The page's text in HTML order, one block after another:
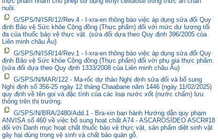
nuôi.
G/SPS/N/ISR/12/Rev.4 - I-xra-en thông báo việc áp dụng sửa đổi Quy
định Bảo vệ Sức khỏe Cộng đồng (Thực phẩm) đối với mức dư lượng tối
đa của thuốc bảo vệ thực vật. (sửa đổi dựa theo Quy định 396/2005 của
Liên minh châu Âu)
G/SPS/N/ISR/14/Rev.1 - I-xra-en thông báo việc áp dụng sửa đổi Quy
định Bảo vệ Sức khỏe Cộng đồng (Thực phẩm) đối với phụ gia thực phẩm.
(sửa đổi dựa theo Quy định 1333/2008 của Liên minh châu Âu)
G/SPS/N/MAR/122 - Ma-rốc dự thảo Nghị định sửa đổi và bổ sung
Nghị định số 356-25 ngày 12 tháng Chaabane năm 1446 (ngày 11/02/2025)
quy định về tên gọi và đặc tính của các loại nước xốt (nước chấm) lưu
thông trên thị trường.
G/SPS/N/BRA/2480/Add.1 - Bra-xin ban hành Hướng dẫn quy phạm
ANVISA số 460 về việc bổ sung hoạt chất A74 - ASCAROSÍDEO ASCR#18
đối với Danh mục hoạt chất thuốc bảo vệ thực vật, sản phẩm diệt sinh vật
gây hại dùng trong vệ sinh và chất bảo quản gỗ.